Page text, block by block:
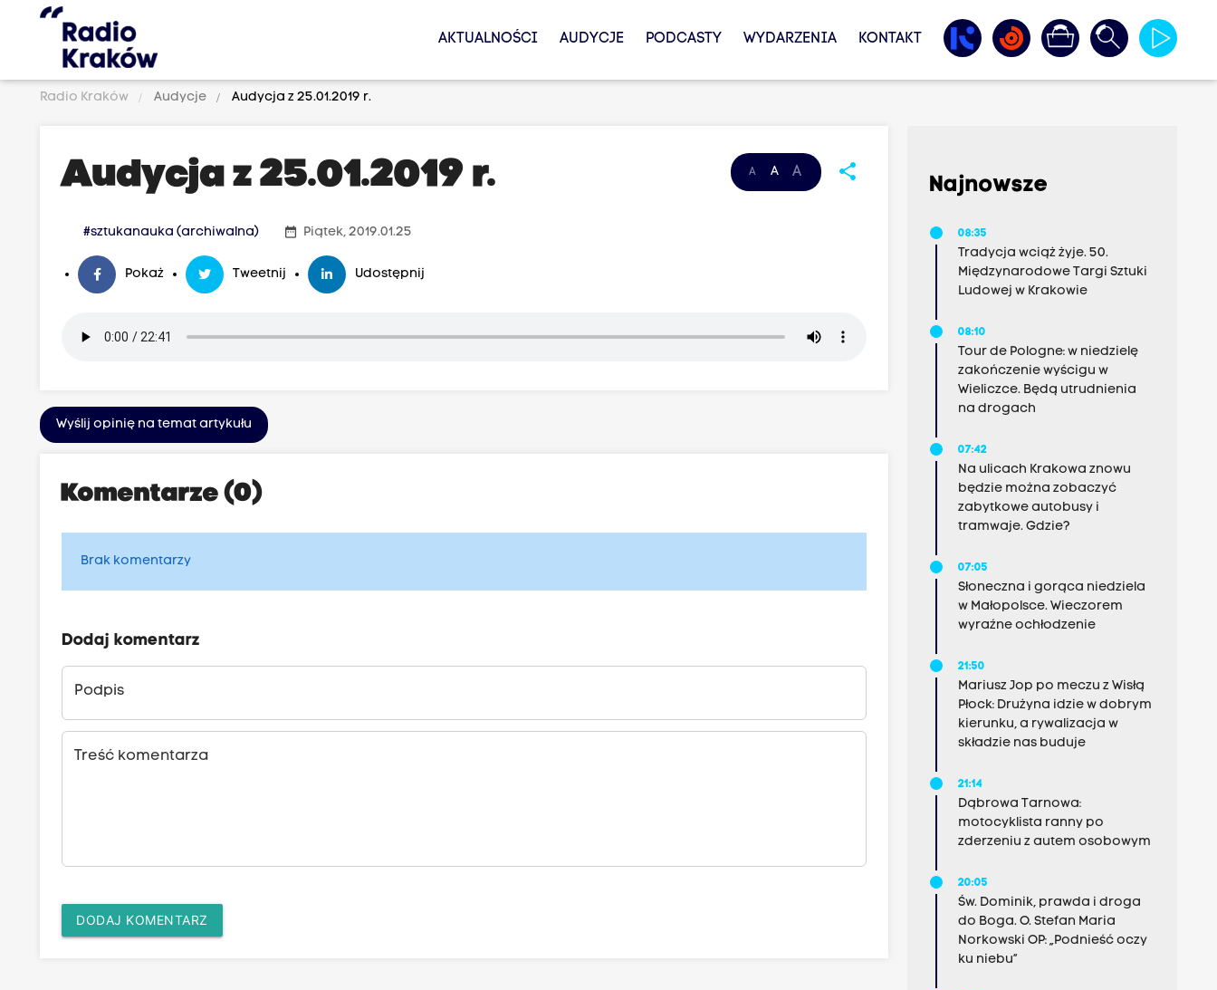
AKTUALNOŚCI AUDYCJE PODCASTY WYDARZENIA KONTAKT
Radio Kraków Audycje Audycja z 25.01.2019 r.
A A A share
Audycja z 25.01.2019 r.
#sztukanauka (archiwalna) date_range Piątek, 2019.01.25
Pokaż Tweetnij Udostępnij
Wyślij opinię na temat artykułu
Komentarze (0)
Brak komentarzy
Dodaj komentarz
Podpis
Treść komentarza
DODAJ KOMENTARZ
Najnowsze
08:35
Tradycja wciąż żyje. 50.
Międzynarodowe Targi Sztuki
Ludowej w Krakowie
08:10
Tour de Pologne: w niedzielę
zakończenie wyścigu w
Wieliczce. Będą utrudnienia
na drogach
07:42
Na ulicach Krakowa znowu
będzie można zobaczyć
zabytkowe autobusy i
tramwaje. Gdzie?
07:05
Słoneczna i gorąca niedziela
w Małopolsce. Wieczorem
wyraźne ochłodzenie
21:50
Mariusz Jop po meczu z Wisłą
Płock: Drużyna idzie w dobrym
kierunku, a rywalizacja w
składzie nas buduje
21:14
Dąbrowa Tarnowa:
motocyklista ranny po
zderzeniu z autem osobowym
20:05
Św. Dominik, prawda i droga
do Boga. O. Stefan Maria
Norkowski OP: „Podnieść oczy
ku niebu”